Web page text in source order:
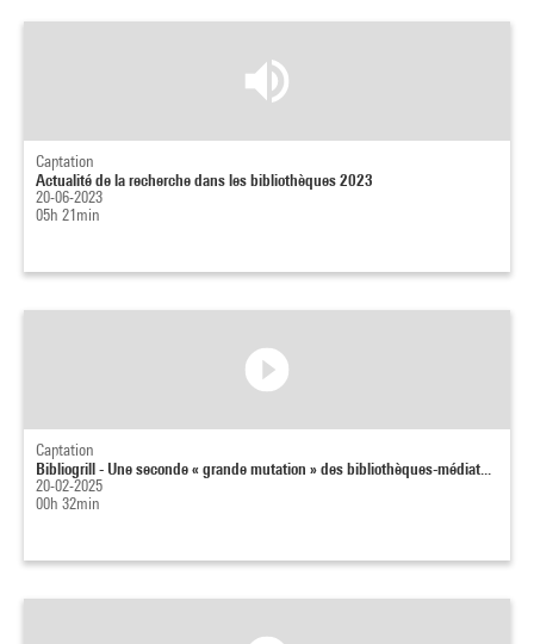
Captation
Actualité de la recherche dans les bibliothèques 2023
20-06-2023
05h 21min
Captation
Bibliogrill - Une seconde « grande mutation » des bibliothèques-médiat...
20-02-2025
00h 32min